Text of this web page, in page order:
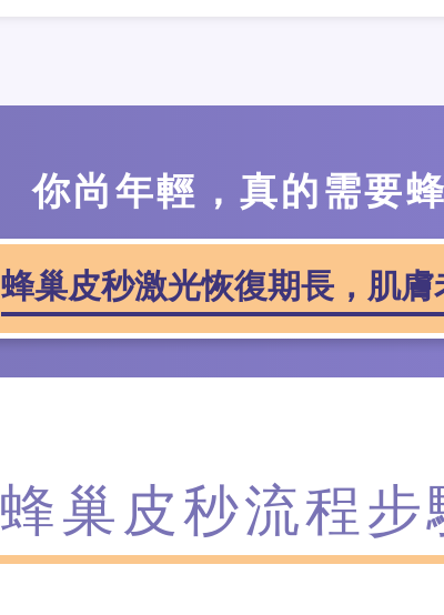
你尚年輕，真的需要
蜂巢皮秒激光恢復期長，肌膚
蜂巢皮秒流程